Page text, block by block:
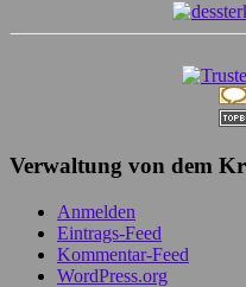
Verwaltung von dem
Anmelden
Eintrags-Feed
Kommentar-Feed
WordPress.org